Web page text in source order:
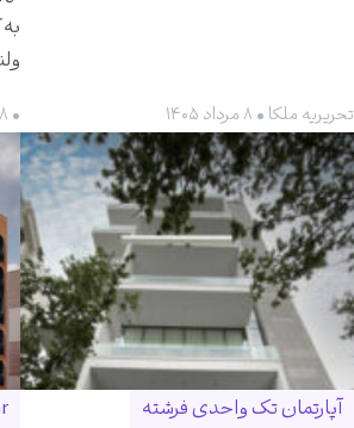
تحریریه ملکا • ۸ مرداد ۱۴۰۵ • ۸ مرداد ۱۴۰۵
آپارتمان تک واحدی فرشته